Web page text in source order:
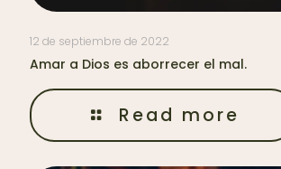
12 de septiembre de 2022
Amar a Dios es aborrecer el mal.
Read more